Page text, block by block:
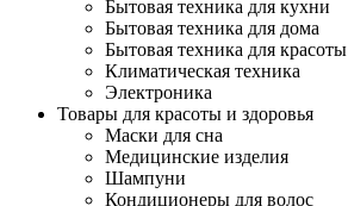
Бытовая техника для кухни
Бытовая техника для дома
Бытовая техника для красоты
Климатическая техника
Электроника
Товары для красоты и здоровья
Маски для сна
Медицинские изделия
Шампуни
Кондиционеры для волос